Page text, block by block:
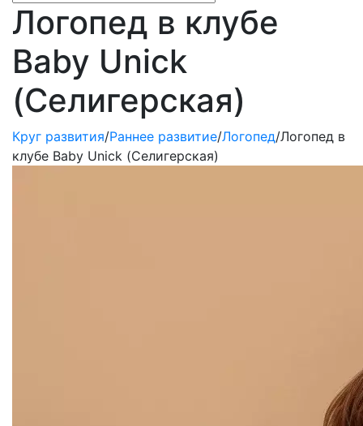
Логопед в клубе
Baby Unick
(Селигерская)
Круг развития/Раннее развитие/Логопед/Логопед в
клубе Baby Unick (Селигерская)